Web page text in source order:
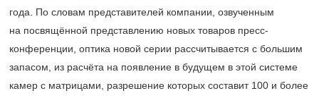
года. По словам представителей компании, озвученным
на посвящённой представлению новых товаров пресс-
конференции, оптика новой серии рассчитывается с большим
запасом, из расчёта на появление в будущем в этой системе
камер с матрицами, разрешение которых составит 100 и более